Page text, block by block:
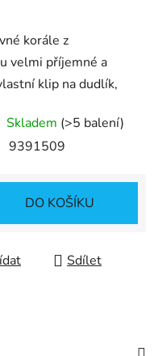
korále z
velmi příjemné a
klip na dudlík,
Skladem (>5 balení)
9391509
DO KOŠÍKU
Sdílet